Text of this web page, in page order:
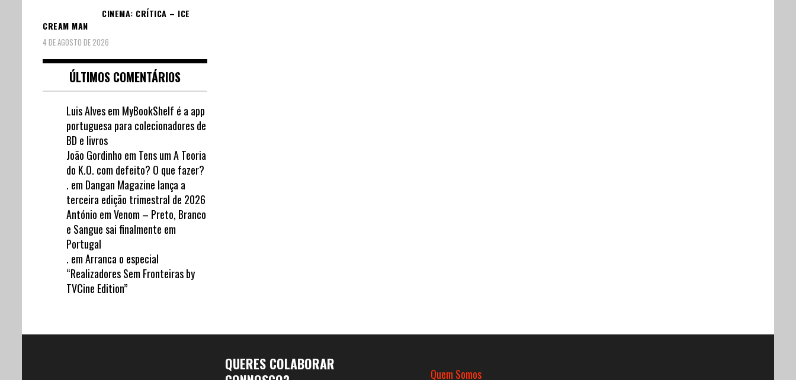
CINEMA: CRÍTICA – ICE
CREAM MAN
4 DE AGOSTO DE 2026
ÚLTIMOS COMENTÁRIOS
Luis Alvesem MyBookShelf é a app
portuguesa para colecionadores de
BD e livros
João Gordinho em Tens um A Teoria
do K.O. com defeito? O que fazer?
. em Dangan Magazine lança a
terceira edição trimestral de 2026
António emVenom – Preto, Branco
e Sangue sai finalmente em
Portugal
. emArranca o especial
“Realizadores Sem Fronteiras by
TVCine Edition”
QUERES COLABORAR
Quem Somos